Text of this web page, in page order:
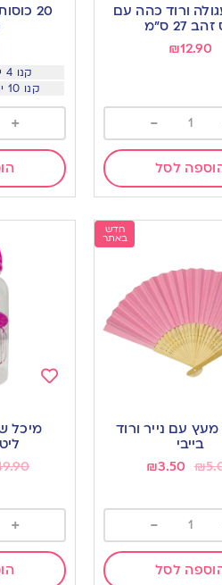
ורוד כהה עם
27 ס”מ
₪12.90
-
לסל
wishlist
20
קנו 4 יח ב 5 שח ליח
קנו 10 יח ב 3.5 שח ליח
+
חדש
באתר
עם נייר ורוד
בייבי
₪
₪3.50
-
לסל
wishlist
+